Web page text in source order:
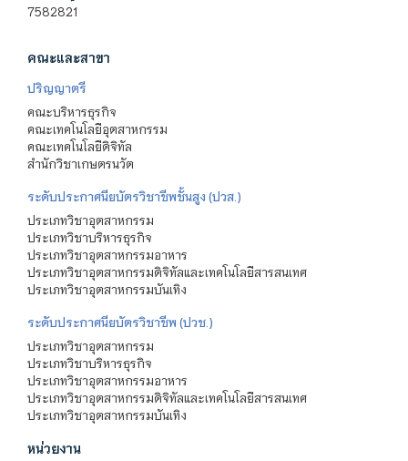
7582821
คณะและสาขา
ปริญญาตรี
คณะบริหารธุรกิจ
คณะเทคโนโลยีอุตสาหกรรม
คณะเทคโนโลยีดิจิทัล
สำนักวิชาเกษตรนวัต
ระดับประกาศนียบัตรวิชาชีพชั้นสูง (ปวส.)
ประเภทวิชาอุตสาหกรรม
ประเภทวิชาบริหารธุรกิจ
ประเภทวิชาอุตสาหกรรมอาหาร
ประเภทวิชาอุตสาหกรรมดิจิทัลและเทคโนโลยีสารสนเทศ
ประเภทวิชาอุตสาหกรรมบันเทิง
ระดับประกาศนียบัตรวิชาชีพ (ปวช.)
ประเภทวิชาอุตสาหกรรม
ประเภทวิชาบริหารธุรกิจ
ประเภทวิชาอุตสาหกรรมอาหาร
ประเภทวิชาอุตสาหกรรมดิจิทัลและเทคโนโลยีสารสนเทศ
ประเภทวิชาอุตสาหกรรมบันเทิง
หน่วยงาน